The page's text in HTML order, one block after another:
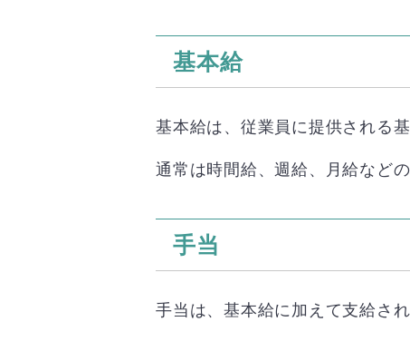
基本給
基本給は、従業員に提供される
通常は時間給、週給、月給など
手当
手当は、基本給に加えて支給さ